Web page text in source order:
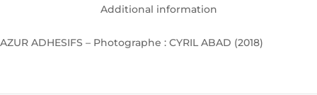
Additional information
AZUR ADHESIFS – Photographe : CYRIL ABAD (2018)